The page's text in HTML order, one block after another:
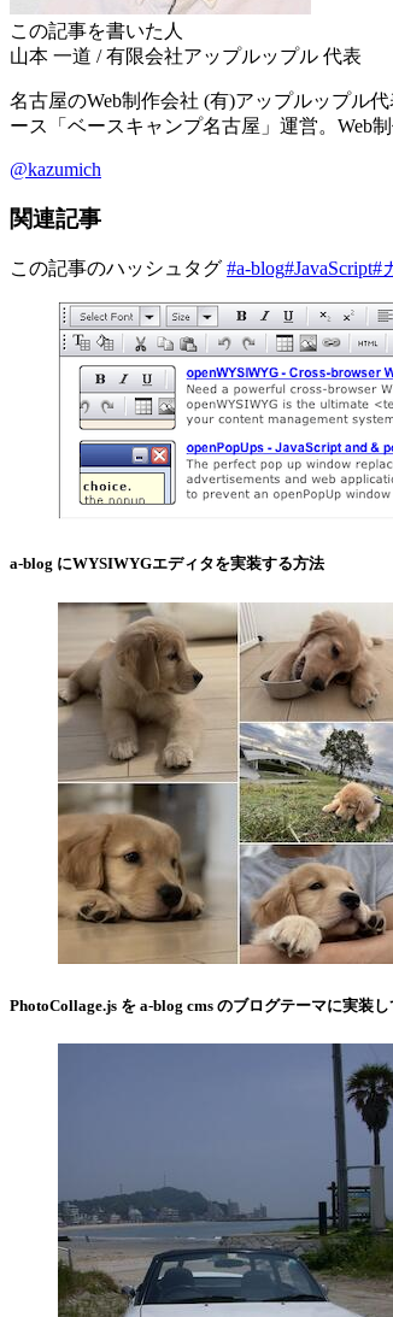
この記事を書いた人
山本 一道 / 有限会社アップルップル 代表
名古屋のWeb制作会社 (有)アップルップル
ース「ベースキャンプ名古屋」運営。Web
@kazumich
関連記事
この記事のハッシュタグ #a-blog#JavaScript#
a-blog にWYSIWYGエディタを実装する方法
PhotoCollage.js を a-blog cms のブログテーマに実装し